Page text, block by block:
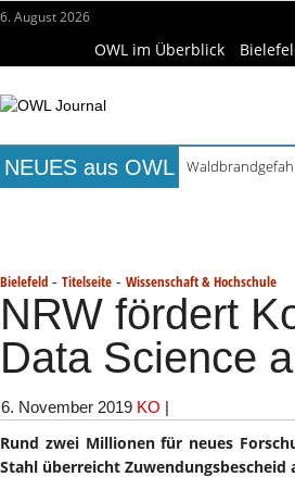
6. August 2026
OWL im Überblick
NEUES aus OWL
Bielefeld - Titelseite - Wissenschaft & Hochschule
NRW fördert
Data Science
6. November 2019 KO |
Rund zwei Millionen für neues
Stahl überreicht Zuwendungsbescheid